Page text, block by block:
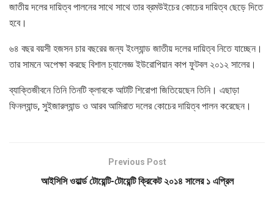
জাতীয় দলের দায়িত্ব পালনের সাথে সাথে তার ব্রমউইচের কোচের দায়িত্ব ছেড়ে দিতে
হবে।
৬৪ বছর বয়সী হজসন চার বছরের জন্য ইংল্যান্ড জাতীয় দলের দায়িত্ব নিতে যাচ্ছেন।
তার সামনে অপেক্ষা করছে বিশাল চ্যালেজ্ঞ ইউরোপিয়ান কাপ ফুটবল ২০১২ সালের।
ব্যাক্তিজীবনে তিনি তিনটি ক্লাবকে আটটি শিরোপা জিতিয়েছেন তিনি। এছাড়া
ফিনল্যান্ড, সুইজারল্যান্ড ও আরব আমিরাত দলের কোচের দায়িত্ব পালন করেছেন।
Previous Post
আইসিসি ওয়ার্ল্ড টোয়েন্টি-টোয়েন্টি ক্রিকেট ২০১৪ সালের ১ এপ্রিল